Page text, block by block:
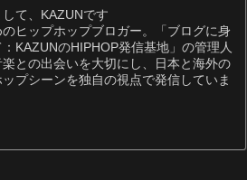
て、KAZUNです
ヒップホップブロガー。「ブログに身
KAZUNのHIPHOP発信基地」の管理人
楽との出会いを大切にし、日本と海外の
ップシーンを独自の視点で発信していま